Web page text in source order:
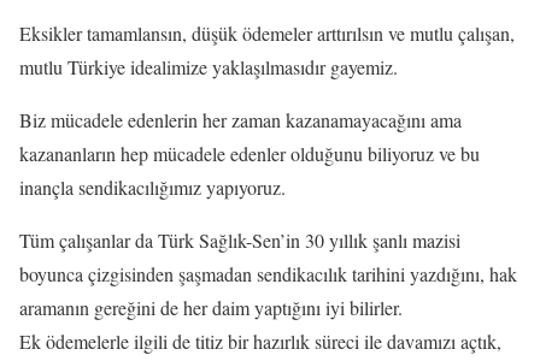
Eksikler tamamlansın, düşük ödemeler arttırılsın ve mutlu çalışan,
mutlu Türkiye idealimize yaklaşılmasıdır gayemiz.
Biz mücadele edenlerin her zaman kazanamayacağını ama
kazananların hep mücadele edenler olduğunu biliyoruz ve bu
inançla sendikacılığımız yapıyoruz.
Tüm çalışanlar da Türk Sağlık-Sen’in 30 yıllık şanlı mazisi
boyunca çizgisinden şaşmadan sendikacılık tarihini yazdığını, hak
aramanın gereğini de her daim yaptığını iyi bilirler.
Ek ödemelerle ilgili de titiz bir hazırlık süreci ile davamızı açtık,